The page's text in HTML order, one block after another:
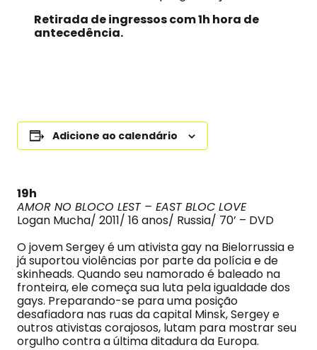
Retirada de ingressos com 1h hora de
antecedência.
Adicione ao calendário
19h
AMOR NO BLOCO LEST – EAST BLOC LOVE
Logan Mucha/ 2011/ 16 anos/ Russia/ 70’ – DVD
O jovem Sergey é um ativista gay na Bielorrussia e
já suportou violências por parte da polícia e de
skinheads. Quando seu namorado é baleado na
fronteira, ele começa sua luta pela igualdade dos
gays. Preparando-se para uma posição
desafiadora nas ruas da capital Minsk, Sergey e
outros ativistas corajosos, lutam para mostrar seu
orgulho contra a última ditadura da Europa.